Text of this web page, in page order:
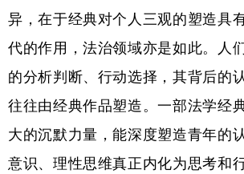
北京 天津 河北
辽宁 吉林 上海
浙江 安徽 福建
山东 河南
异，在于经典对个人三观的塑造具
代的作用，法治领域亦是如此。人
的分析判断、行动选择，其背后的
往往由经典作品塑造。一部法学经
大的沉默力量，能深度塑造青年的
意识、理性思维真正内化为思考和